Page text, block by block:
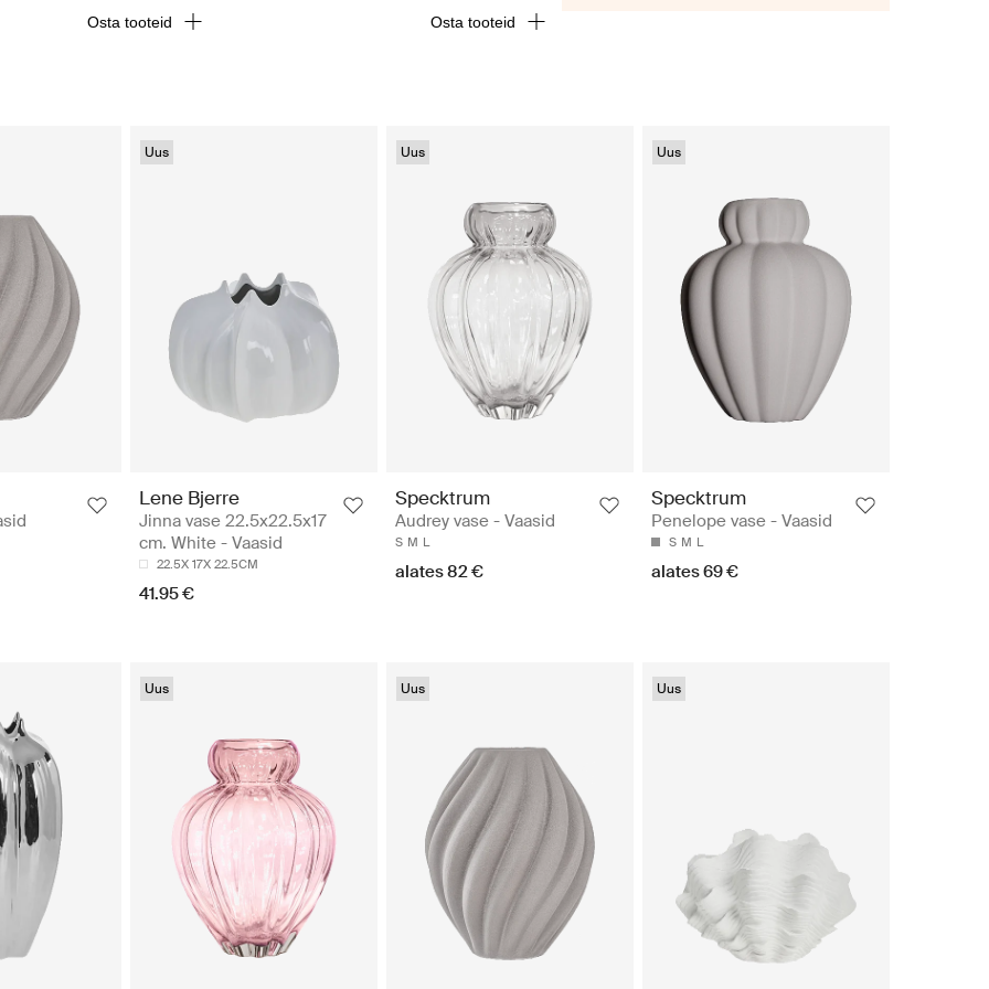
Uus
Lene Bjerre
Jinna vase 22.5x22.5x17
cm. White - Vaasid
22.5X 17X 22.5CM
41.95 €
Uus
Specktrum
Audrey vase - Vaasid
S M L
alates 82 €
Uus
Specktrum
Penelope vase - Vaasid
S M L
alates 69 €
Uus Uus Uus
Osta tooteid Osta tooteid